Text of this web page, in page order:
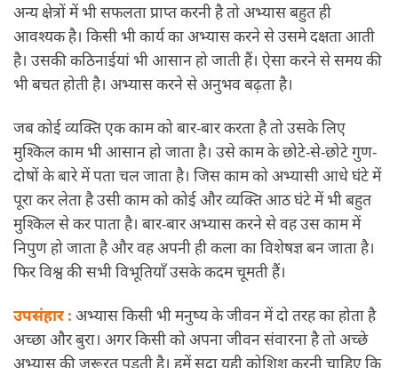
अन्य क्षेत्रों में भी सफलता प्राप्त करनी है तो अभ्यास बहुत ही
आवश्यक है। किसी भी कार्य का अभ्यास करने से उसमे दक्षता आती
है। उसकी कठिनाईयां भी आसान हो जाती हैं। ऐसा करने से समय की
भी बचत होती है। अभ्यास करने से अनुभव बढ़ता है।
जब कोई व्यक्ति एक काम को बार-बार करता है तो उसके लिए
मुश्किल काम भी आसान हो जाता है। उसे काम के छोटे-से-छोटे गुण-
दोषों के बारे में पता चल जाता है। जिस काम को अभ्यासी आधे घंटे में
पूरा कर लेता है उसी काम को कोई और व्यक्ति आठ घंटे में भी बहुत
मुश्किल से कर पाता है। बार-बार अभ्यास करने से वह उस काम में
निपुण हो जाता है और वह अपनी ही कला का विशेषज्ञ बन जाता है।
फिर विश्व की सभी विभूतियाँ उसके कदम चूमती हैं।
उपसंहार : अभ्यास किसी भी मनुष्य के जीवन में दो तरह का होता है
अच्छा और बुरा। अगर किसी को अपना जीवन संवारना है तो अच्छे
अभ्यास की जरूरत पडती है। हमें सदा यही कोशिश करनी चाहिए कि